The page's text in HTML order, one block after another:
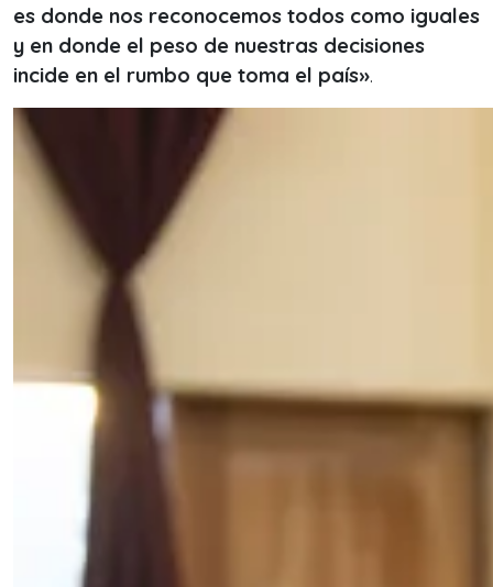
es donde nos reconocemos todos como iguales
y en donde el peso de nuestras decisiones
incide en el rumbo que toma el país».